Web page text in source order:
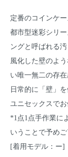
定番のコインケ
都市型迷彩シリ
ングと呼ばれる
風化した壁のよ
い唯一無二の存在
日常的に「壁」
ユニセックスでお
*1点1点手作業に
いうことで予めご
[着用モデル：ー]